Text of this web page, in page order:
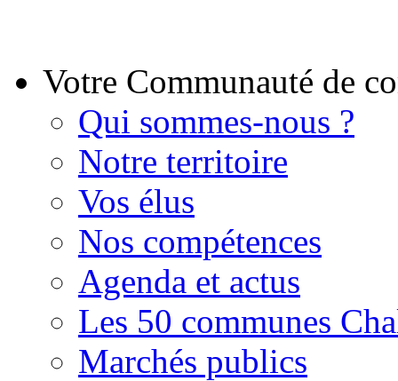
Votre Communauté de
Qui sommes-nous ?
Notre territoire
Vos élus
Nos compétences
Agenda et actus
Les 50 communes
Marchés publics